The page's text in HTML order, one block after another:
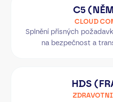
C5
CLOUD
Splnění přísných
na bezpečnost a
HDS